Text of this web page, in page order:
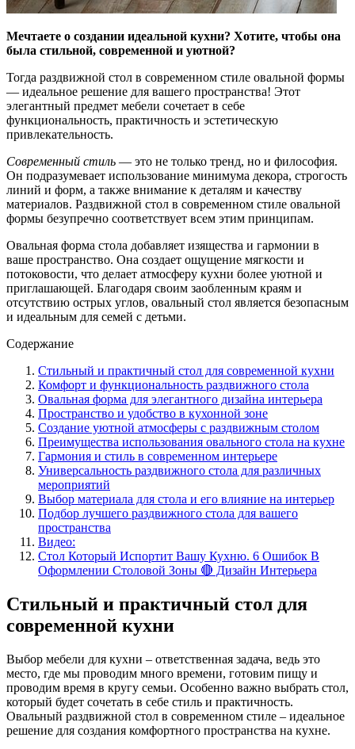
Мечтаете о создании идеальной кухни? Хотите, чтобы она
была стильной, современной и уютной?
Тогда раздвижной стол в современном стиле овальной формы
— идеальное решение для вашего пространства! Этот
элегантный предмет мебели сочетает в себе
функциональность, практичность и эстетическую
привлекательность.
Современный стиль — это не только тренд, но и философия.
Он подразумевает использование минимума декора, строгость
линий и форм, а также внимание к деталям и качеству
материалов. Раздвижной стол в современном стиле овальной
формы безупречно соответствует всем этим принципам.
Овальная форма стола добавляет изящества и гармонии в
ваше пространство. Она создает ощущение мягкости и
потоковости, что делает атмосферу кухни более уютной и
приглашающей. Благодаря своим заобленным краям и
отсутствию острых углов, овальный стол является безопасным
и идеальным для семей с детьми.
Содержание
Стильный и практичный стол для современной кухни
Комфорт и функциональность раздвижного стола
Овальная форма для элегантного дизайна интерьера
Пространство и удобство в кухонной зоне
Создание уютной атмосферы с раздвижным столом
Преимущества использования овального стола на кухне
Гармония и стиль в современном интерьере
Универсальность раздвижного стола для различных
мероприятий
Выбор материала для стола и его влияние на интерьер
Подбор лучшего раздвижного стола для вашего
пространства
Видео:
Стол Который Испортит Вашу Кухню. 6 Ошибок В
Оформлении Столовой Зоны 🔴 Дизайн Интерьера
Стильный и практичный стол для
современной кухни
Выбор мебели для кухни – ответственная задача, ведь это
место, где мы проводим много времени, готовим пищу и
проводим время в кругу семьи. Особенно важно выбрать стол,
который будет сочетать в себе стиль и практичность.
Овальный раздвижной стол в современном стиле – идеальное
решение для создания комфортного пространства на кухне.